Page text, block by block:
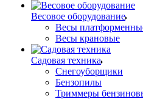
Весовое оборудование
Весы
Весы крановые
Садовая техника
Снегоуборщики
Бензопилы
Триммеры